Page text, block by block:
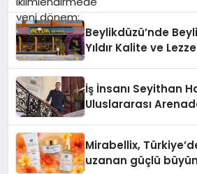
Beylikdüzü’nde
Yıldır Kalite ve
İş İnsanı Seyithan
Uluslararası
Mirabellix,
uzanan güçlü